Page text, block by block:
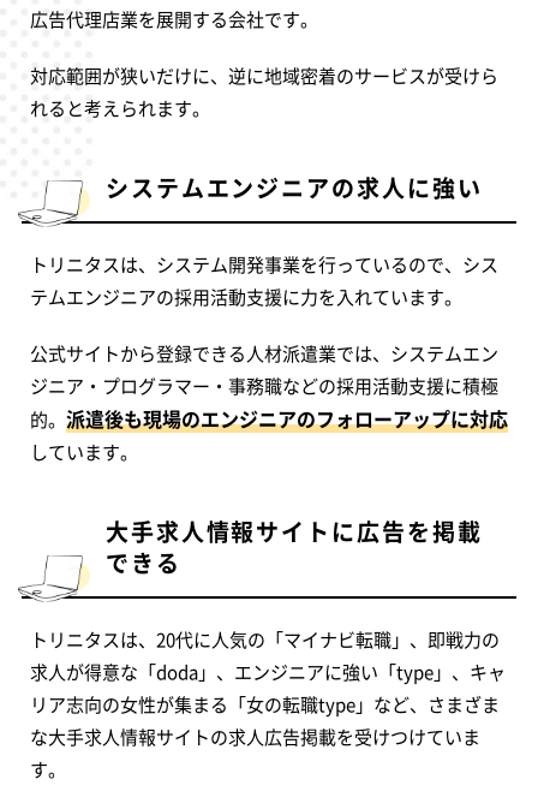
広告代理店業を展開する会社です。
対応範囲が狭いだけに、逆に地域密着のサービスが受けら
れると考えられます。
システムエンジニアの求人に強い
トリニタスは、システム開発事業を行っているので、シス
テムエンジニアの採用活動支援に力を入れています。
公式サイトから登録できる人材派遣業では、システムエン
ジニア・プログラマー・事務職などの採用活動支援に積極
的。 派遣後も現場のエンジニアのフォローアップに対応
しています。
大手求人情報サイトに広告を掲載
できる
トリニタスは、20代に人気の「マイナビ転職」、即戦力の
求人が得意な「doda」、エンジニアに強い「type」、キャ
リア志向の女性が集まる「女の転職type」など、さまざま
な大手求人情報サイトの求人広告掲載を受けつけていま
す。